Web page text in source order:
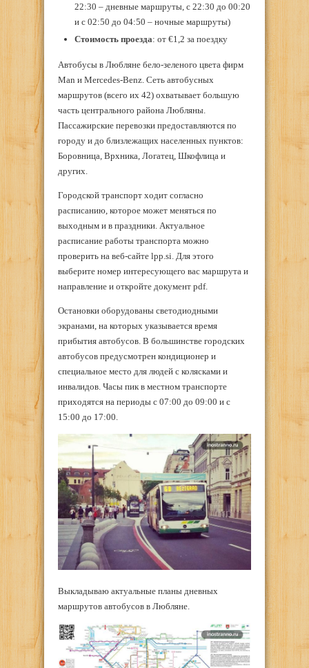
22:30 – дневные маршруты, с 22:30 до 00:20
и с 02:50 до 04:50 – ночные маршруты)
Стоимость проезда: от €1,2 за поездку
Автобусы в Любляне бело-зеленого цвета фирм
Man и Mercedes-Benz. Сеть автобусных
маршрутов (всего их 42) охватывает большую
часть центрального района Любляны.
Пассажирские перевозки предоставляются по
городу и до близлежащих населенных пунктов:
Боровница, Врхника, Логатец, Шкофлица и
других.
Городской транспорт ходит согласно
расписанию, которое может меняться по
выходным и в праздники. Актуальное
расписание работы транспорта можно
проверить на веб-сайте lpp.si. Для этого
выберите номер интересующего вас маршрута и
направление и откройте документ pdf.
Остановки оборудованы светодиодными
экранами, на которых указывается время
прибытия автобусов. В большинстве городских
автобусов предусмотрен кондиционер и
специальное место для людей с колясками и
инвалидов. Часы пик в местном транспорте
приходятся на периоды с 07:00 до 09:00 и с
15:00 до 17:00.
Выкладываю актуальные планы дневных
маршрутов автобусов в Любляне.